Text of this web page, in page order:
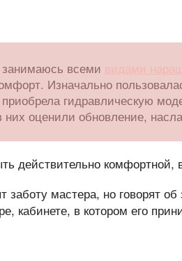
всеми видами
Изначально
приобрела гидравлическую
них оценили обновление,
заботу мастера, но говорят
кабинете, в котором его